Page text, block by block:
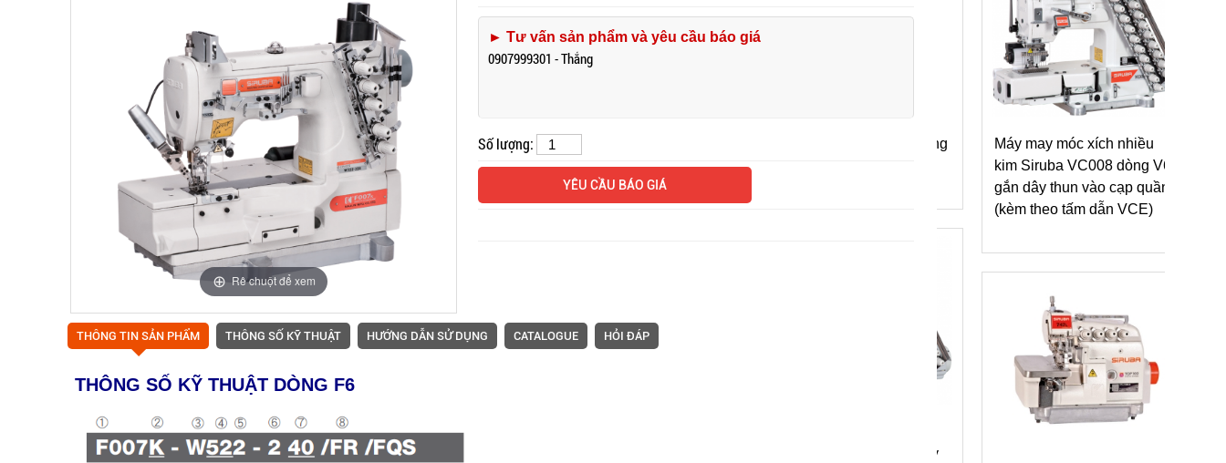
Rê chuột để xem
► Tư vấn sản phẩm và yêu cầu báo giá
0907999301 - Thắng
Số lượng:
YÊU CẦU BÁO GIÁ
THÔNG TIN SẢN PHẨM THÔNG SỐ KỸ THUẬT HƯỚNG DẪN SỬ DỤNG CATALOGUE HỎI ĐÁP
THÔNG SỐ KỸ THUẬT DÒNG F6
Mặt bàn và thiết bị đi kèm
máy vắt sổ Siruba
Siruba ASP-EBJ Series
Máy may móc xích nhiều
kim Siruba VC008 dòng V6
gắn dây thun vào cạp quần
(kèm theo tấm dẫn VCE)